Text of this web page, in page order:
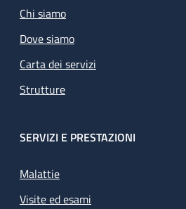
Chi siamo
Dove siamo
Carta dei servizi
Strutture
SERVIZI E PRESTAZIONI
Malattie
Visite ed esami